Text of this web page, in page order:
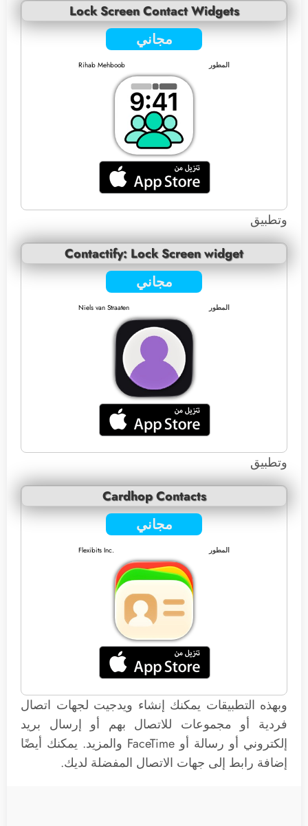
Lock Screen Contact Widgets
مجاني
المطور Rihab Mehboob
وتطبيق
Contactify: Lock Screen widget
مجاني
المطور Niels van Straaten
وتطبيق
Cardhop Contacts
مجاني
المطور Flexibits Inc.
وبهذه التطبيقات يمكنك إنشاء ويدجيت لجهات اتصال
فردية أو مجموعات للاتصال بهم أو إرسال بريد
إلكتروني أو رسالة أو FaceTime والمزيد. يمكنك أيضًا
إضافة رابط إلى جهات الاتصال المفضلة لديك.